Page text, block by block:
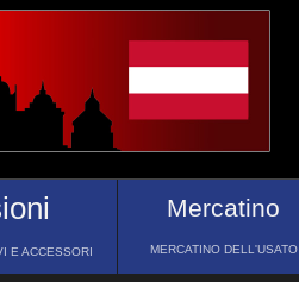
E ACCESSORI
Mercatino
MERCATINO DELL'USATO